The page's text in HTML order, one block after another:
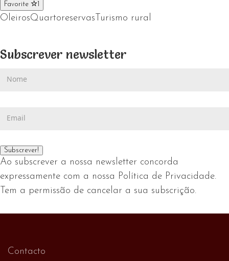
Favorite
OleirosQuartoreservas Turismo rural
Subscrever newsletter
Ao subscrever a nossa newsletter concorda
expressamente com a nossa Política de Privacidade.
Tem a permissão de cancelar a sua subscrição.
Contacto